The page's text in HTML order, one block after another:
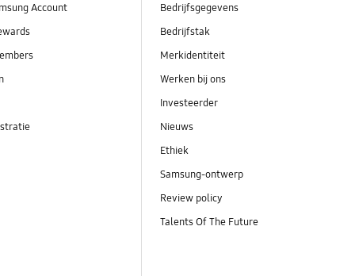
Account
Bedrijfsgegevens
Bedrijfstak
Merkidentiteit
Werken bij ons
Investeerder
Nieuws
Ethiek
Samsung-ontwerp
Review policy
Talents Of The Future